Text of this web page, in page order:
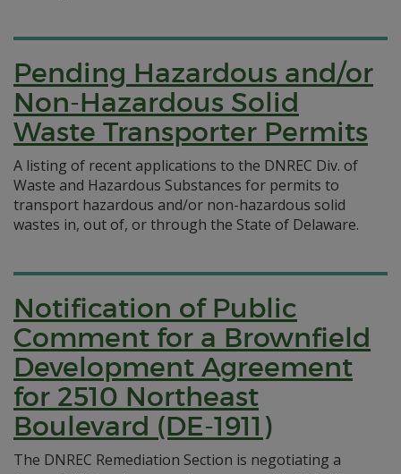
Pending Hazardous and/or
Non-Hazardous Solid
Waste Transporter Permits
A listing of recent applications to the DNREC Div. of
Waste and Hazardous Substances for permits to
transport hazardous and/or non-hazardous solid
wastes in, out of, or through the State of Delaware.
Notification of Public
Comment for a Brownfield
Development Agreement
for 2510 Northeast
Boulevard (DE-1911)
The DNREC Remediation Section is negotiating a